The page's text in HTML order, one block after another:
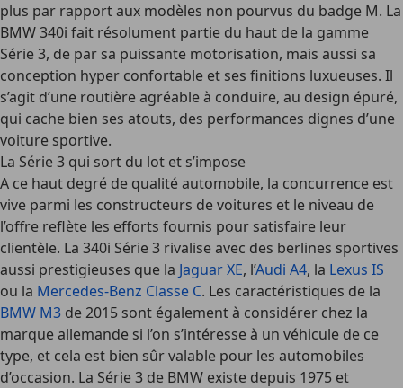
plus par rapport aux modèles non pourvus du badge M. La
BMW 340i fait résolument partie du haut de la gamme
Série 3, de par sa puissante motorisation, mais aussi sa
conception hyper confortable et ses finitions luxueuses. Il
s’agit d’une routière agréable à conduire, au design épuré,
qui cache bien ses atouts, des performances dignes d’une
voiture sportive.
La Série 3 qui sort du lot et s’impose
A ce haut degré de qualité automobile, la concurrence est
vive parmi les constructeurs de voitures et le niveau de
l’offre reflète les efforts fournis pour satisfaire leur
clientèle. La 340i Série 3 rivalise avec des berlines sportives
aussi prestigieuses que la Jaguar XE, l’Audi A4, la Lexus IS
ou la Mercedes-Benz Classe C. Les caractéristiques de la
BMW M3 de 2015 sont également à considérer chez la
marque allemande si l’on s’intéresse à un véhicule de ce
type, et cela est bien sûr valable pour les automobiles
d’occasion. La Série 3 de BMW existe depuis 1975 et